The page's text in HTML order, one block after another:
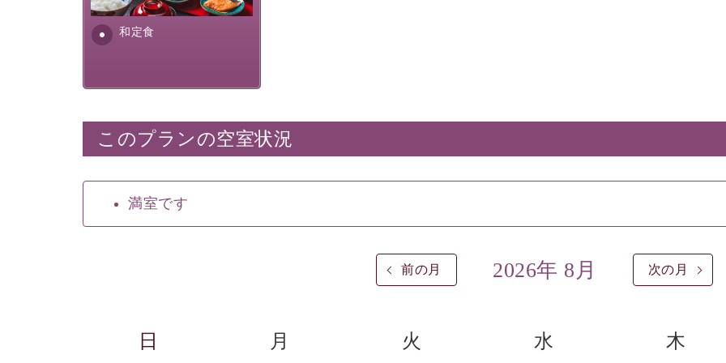
和定食
ふんだんに取り入れ、安心・
安全を心掛けた長野県産...
このプランの空室状況
満室です
前の月 2026年 8月 次の月
日 月 火 水 木